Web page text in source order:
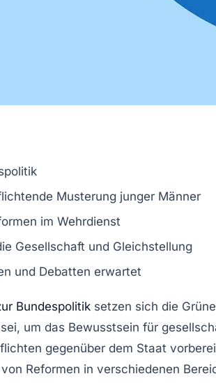
Musterung junger Männer
im Wehrdienst
Gesellschaft und Gleichstellung
und Debatten erwartet
Bundespolitik setzen sich die
um das Bewusstsein für
gegenüber dem Staat
Reformen in verschiedenen